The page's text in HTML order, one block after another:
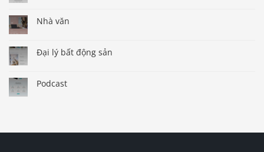
Nhà văn
Đại lý bất động sản
Podcast